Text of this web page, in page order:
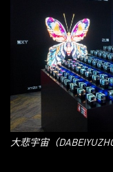
大悲宇宙（